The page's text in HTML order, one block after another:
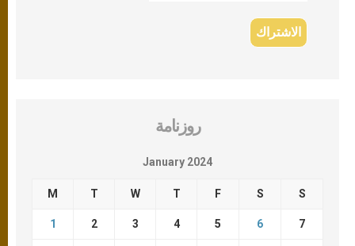
روزنامة
January 2024
M T W T F S S
1 2 3 4 5 6 7